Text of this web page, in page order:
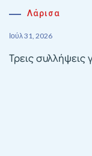
Λάρισα
Ιούλ 31, 2026
Τρεις συλλήψεις